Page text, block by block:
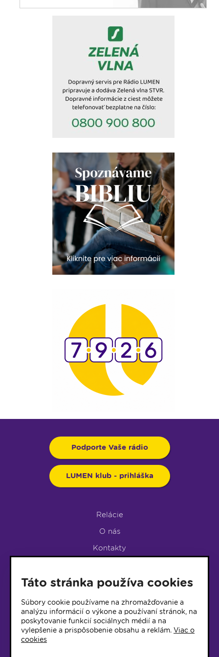
Podporte Vaše rádio
LUMEN klub - prihláška
Relácie
O nás
Kontakty
LUMEN KLUB
LUMEN KLUB PRIHLÁŠKA
© 2017 Rádio Lumen, Všetky práva vyhradené
Táto stránka používa cookies
Súbory cookie používame na zhromažďovanie a
analýzu informácií o výkone a používaní stránok, na
poskytovanie funkcií sociálnych médií a na
vylepšenie a prispôsobenie obsahu a reklám. Viac o
cookies